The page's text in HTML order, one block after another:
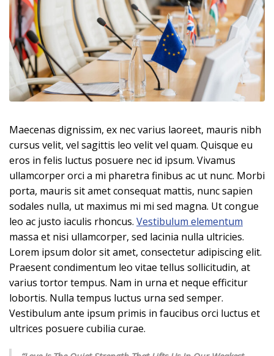
Maecenas dignissim, ex nec varius laoreet, mauris nibh
cursus velit, vel sagittis leo velit vel quam. Quisque eu
eros in felis luctus posuere nec id ipsum. Vivamus
ullamcorper orci a mi pharetra finibus ac ut nunc. Morbi
porta, mauris sit amet consequat mattis, nunc sapien
sodales nulla, ut maximus mi mi sed magna. Ut congue
leo ac justo iaculis rhoncus. Vestibulum elementum
massa et nisi ullamcorper, sed lacinia nulla ultricies.
Lorem ipsum dolor sit amet, consectetur adipiscing elit.
Praesent condimentum leo vitae tellus sollicitudin, at
varius tortor tempus. Nam in urna et neque efficitur
lobortis. Nulla tempus luctus urna sed semper.
Vestibulum ante ipsum primis in faucibus orci luctus et
ultrices posuere cubilia curae.